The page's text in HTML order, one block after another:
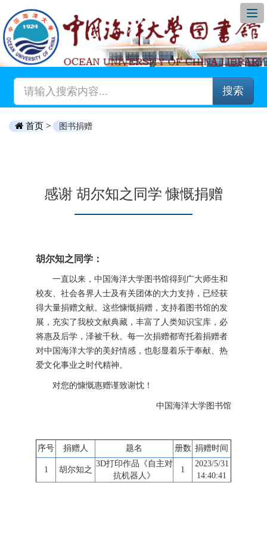
搜索
首页 > 图书捐赠
感谢 胡尔知之同学 慷慨捐赠
胡尔知之同学：
一直以来，中国海洋大学图书馆得到广大师生和
校友、社会各界人士及有关团体的大力支持，已经获
得大量捐赠文献。这些慷慨捐赠，支持着图书馆的发
展，充实了我校文献典藏，丰富了人类知识宝库，必
将惠及后学，泽被千秋。每一次捐赠都寄托着捐赠者
对中国海洋大学的美好情感，也彰显着乐于奉献、热
爱文化事业之时代精神。
对您的慷慨惠赠谨致谢忱！
中国海洋大学图书馆
序号 捐赠人 题名 册数 捐赠时间
1 胡尔知之
3D打印作品《自主对
抗机器人》
1
2023/5/31
14:40:41